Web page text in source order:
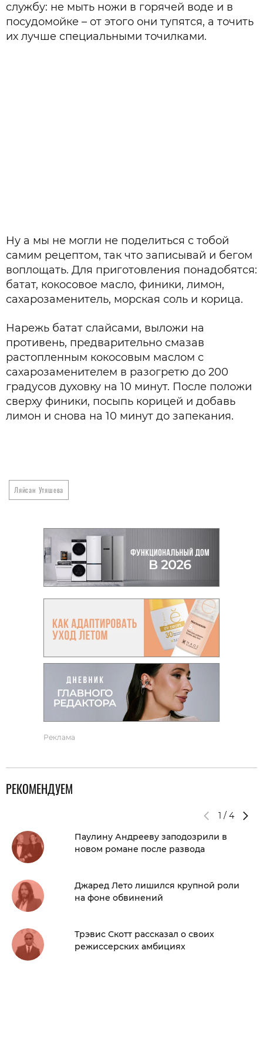
службу: не мыть ножи в горячей воде и в
посудомойке – от этого они тупятся, а точить
их лучше специальными точилками.
Ну а мы не могли не поделиться с тобой
самим рецептом, так что записывай и бегом
воплощать. Для приготовления понадобятся:
батат, кокосовое масло, финики, лимон,
сахарозаменитель, морская соль и корица.
Нарежь батат слайсами, выложи на
противень, предварительно смазав
растопленным кокосовым маслом с
сахарозаменителем в разогретю до 200
градусов духовку на 10 минут. После положи
сверху финики, посыпь корицей и добавь
лимон и снова на 10 минут до запекания.
Ляйсан Утяшева
Реклама
РЕКОМЕНДУЕМ
1 / 4
Паулину Андрееву заподозрили в
новом романе после развода
Джаред Лето лишился крупной роли
на фоне обвинений
Трэвис Скотт рассказал о своих
режиссерских амбициях